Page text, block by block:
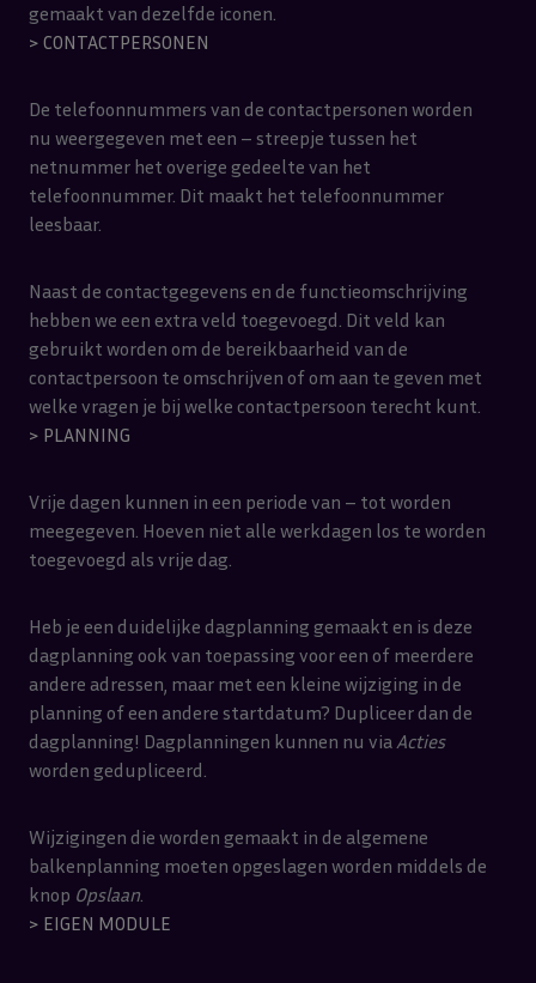
gemaakt van dezelfde iconen.
> CONTACTPERSONEN
De telefoonnummers van de contactpersonen worden
nu weergegeven met een – streepje tussen het
netnummer het overige gedeelte van het
telefoonnummer. Dit maakt het telefoonnummer
leesbaar.
Naast de contactgegevens en de functieomschrijving
hebben we een extra veld toegevoegd. Dit veld kan
gebruikt worden om de bereikbaarheid van de
contactpersoon te omschrijven of om aan te geven met
welke vragen je bij welke contactpersoon terecht kunt.
> PLANNING
Vrije dagen kunnen in een periode van – tot worden
meegegeven. Hoeven niet alle werkdagen los te worden
toegevoegd als vrije dag.
Heb je een duidelijke dagplanning gemaakt en is deze
dagplanning ook van toepassing voor een of meerdere
andere adressen, maar met een kleine wijziging in de
planning of een andere startdatum? Dupliceer dan de
dagplanning! Dagplanningen kunnen nu viaActies
worden gedupliceerd.
Wijzigingen die worden gemaakt in de algemene
balkenplanning moeten opgeslagen worden middels de
knop Opslaan.
> EIGEN MODULE